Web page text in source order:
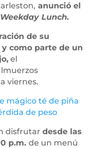
anunció el
Weekday Lunch.
de su
como parte de un
el
viernes.
mágico té de piña
de peso
disfrutar desde las
p.m. de un menú